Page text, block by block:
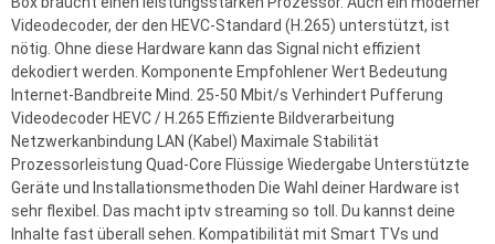
Videodecoder, der den HEVC-Standard (H.265) unterstützt, ist
nötig. Ohne diese Hardware kann das Signal nicht effizient
dekodiert werden. Komponente Empfohlener Wert Bedeutung
Internet-Bandbreite Mind. 25-50 Mbit/s Verhindert Pufferung
Videodecoder HEVC / H.265 Effiziente Bildverarbeitung
Netzwerkanbindung LAN (Kabel) Maximale Stabilität
Prozessorleistung Quad-Core Flüssige Wiedergabe Unterstützte
Geräte und Installationsmethoden Die Wahl deiner Hardware ist
sehr flexibel. Das macht iptv streaming so toll. Du kannst deine
Inhalte fast überall sehen. Kompatibilität mit Smart TVs und